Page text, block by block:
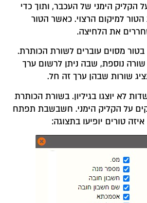
הקליק הימני של העכבר, ותוך כדי
למיקום הרצוי. כאשר הטור
את הלחיצה.
מסוים עוברים לשורת הכותרת.
נוספת, שבה ניתן לרשום ערך
שורות שבהן ערך זה חל.
לא יוצגו בגיליון. בשורת הכותרת
על הקליק הימני. חשבשבת תפתח
טורים יופיעו בתצוגה: